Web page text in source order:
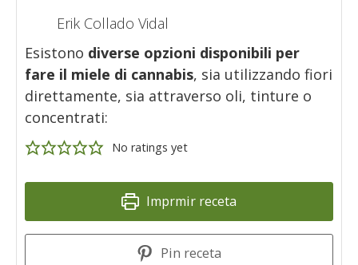
Erik Collado Vidal
Esistono diverse opzioni disponibili per
fare il miele di cannabis, sia utilizzando fiori
direttamente, sia attraverso oli, tinture o
concentrati:
No ratings yet
Imprmir receta
Pin receta